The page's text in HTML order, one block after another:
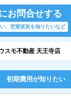
お問合せする
、空室状況を知りたいなど
スモ不動産 天王寺店
初期費用が知りたい